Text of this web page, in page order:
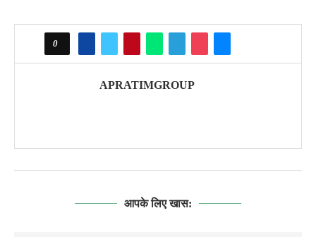
0
APRATIMGROUP
आपके लिए खास: